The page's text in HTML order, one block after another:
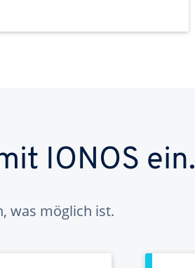
IONOS ein.
was möglich ist.